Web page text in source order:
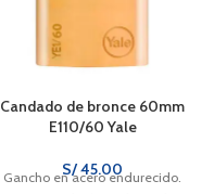
Candado de bronce 60mm
E110/60 Yale
S/45.00
Gancho en acero endurecido.